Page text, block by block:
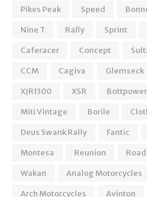
Pikes Peak
Speed
Nine T
Rally Sprint
Caferacer
Concept
CCM
Cagiva Glemseck
XJR1300
XSR Bottpower
Miti Vintage
Borile
Deus Swank Rally
Fantic
Montesa
Reunion
Wakan
Analog Motorcycles
Arch Motorcycles
Avinton